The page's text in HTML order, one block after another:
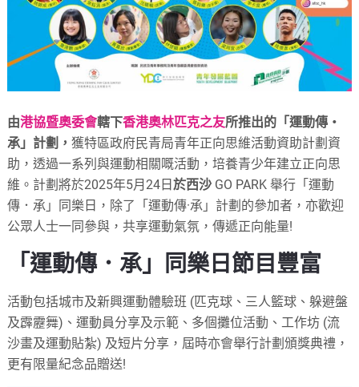
由港協暨奧委會轄下香港奧林匹克之友所推出的「運動傳‧
承」計劃，獲特區政府民青局青年正向思維活動資助計劃資
助，透過一系列與運動相關嘅活動，培養青少年建立正向思
維。計劃將於2025年5月24日於西沙 GO PARK 舉行「運動
傳．承」同樂日，除了「運動傳·承」計劃的參加者，亦歡迎
公眾人士一同參與，共享運動氣氛，傳遞正向能量!
「運動傳．承」同樂日節目豐富
活動包括城市及新興運動體驗班 (匹克球、三人籃球、躲避盤
及霹靂舞)、運動員分享及示範、多個攤位活動、工作坊 (流
沙畫及運動貼紮) 及短片分享，屆時亦會舉行計劃頒獎典禮，
更有限量紀念品贈送!